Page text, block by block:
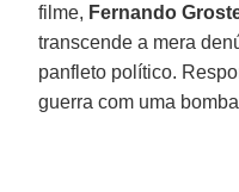
filme, Fernando
transcende a mera
panfleto político.
guerra com uma